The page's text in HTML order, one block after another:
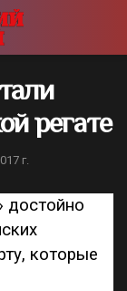
регате
г.
достойно
которые